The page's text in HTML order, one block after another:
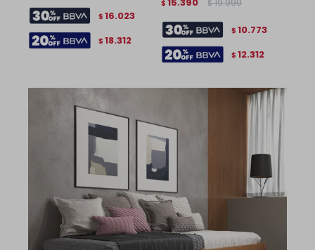
$ 16.023
$ 18.312
$ $
$ 10.773
$ 12.312